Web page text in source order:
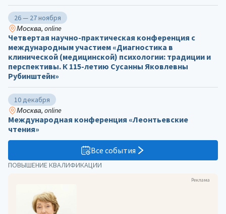
ПОВЫШЕНИЕ КВАЛИФИКАЦИИ
Реклама
26 — 27 ноября
Москва, online
Четвертая научно-практическая конференция с
международным участием «Диагностика в
клинической (медицинской) психологии: традиции и
перспективы. К 115-летию Сусанны Яковлевны
Рубинштейн»
10 декабря
Москва, online
Международная конференция «Леонтьевские
чтения»
Все события